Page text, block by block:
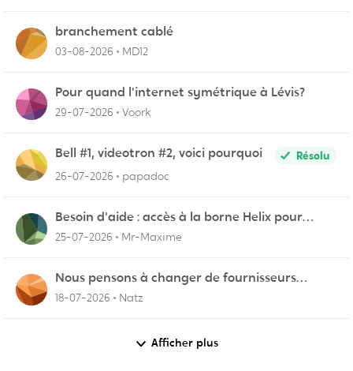
branchement cablé
03-08-2026 MD12
Pour quand l'internet symétrique à Lévis?
29-07-2026 Voork
Bell #1, videotron #2, voici pourquoi
Résolu
26-07-2026
papadoc
Besoin d'aide : accès à la borne Helix pour
vérifier l'UPnP NAT Black Ops 2
25-07-2026 Mr-Maxime
Nous pensons à changer de fournisseurs…
18-07-2026 Natz
Afficher plus